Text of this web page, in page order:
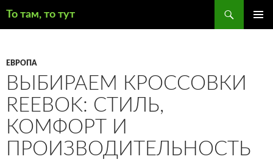
То там, то тут
ЕВРОПА
ВЫБИРАЕМ КРОССОВКИ
REEBOK: СТИЛЬ,
КОМФОРТ И
ПРОИЗВОДИТЕЛЬНОСТЬ